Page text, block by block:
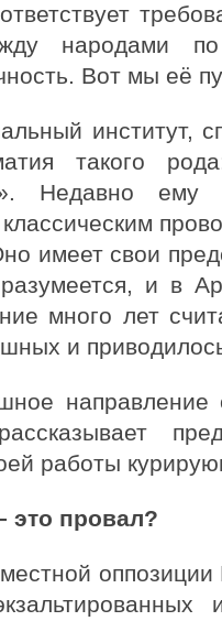
народами
Вот мы её
институт,
такого
Недавно ему
имеет свои
и в
много лет
и
направление
работы
это провал?